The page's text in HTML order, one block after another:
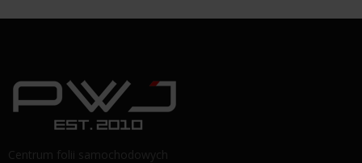
Centrum folii samochodowych